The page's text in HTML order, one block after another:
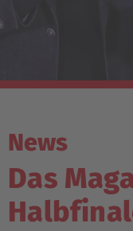
News
Das